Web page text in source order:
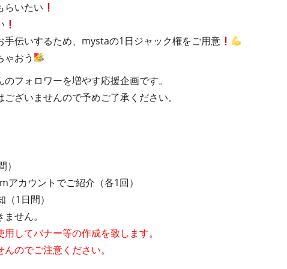
らいたい
手伝いするため、mystaの1日ジャック権をご用意
ゃおう
フォロワーを増やす応援企画です。
ざいませんので予めご了承ください。
カウントでご紹介（各1回）
1日間）
せん。
してバナー等の作成を致します。
のでご注意ください。